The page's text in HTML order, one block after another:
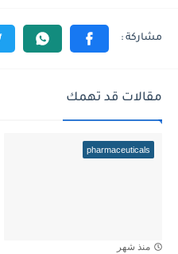
مقالات قد تهمك
pharmaceuticals
منذ شهر